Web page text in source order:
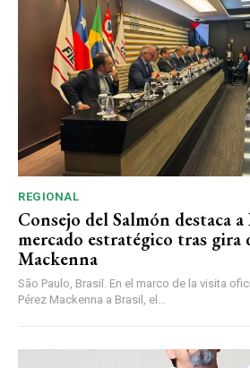
REGIONAL
Consejo del Salmón destaca
mercado estratégico tras gira
Mackenna
São Paulo, Brasil. En el marco de la visita
Pérez Mackenna a Brasil, el...